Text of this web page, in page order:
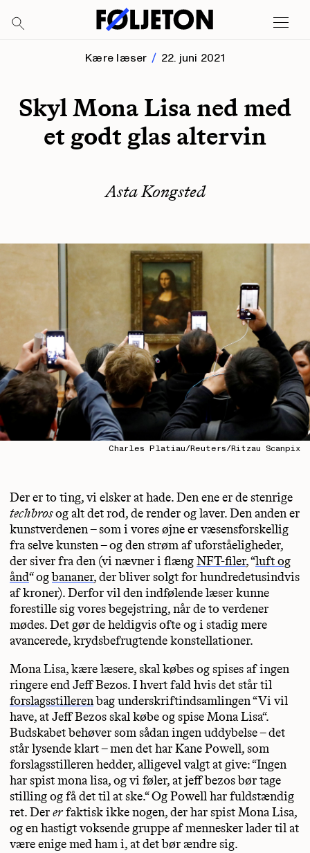
Kære læser 22. juni 2021
Skyl Mona Lisa ned med
et godt glas altervin
Asta Kongsted
Charles Platiau/Reuters/Ritzau Scanpix
Der er to ting, vi elsker at hade. Den ene er de stenrige
techbrosog alt det rod, de render og laver. Den anden er
kunstverdenen – som i vores øjne er væsensforskellig
fra selve kunsten – og den strøm af uforståeligheder,
der siver fra den (vi nævner i flængNFT-filer, “luft og
ånd“ ogbananer, der bliver solgt for hundredetusindvis
af kroner). Derfor vil den indfølende læser kunne
forestille sig vores begejstring, når de to verdener
mødes. Det gør de heldigvis ofte og i stadig mere
avancerede, krydsbefrugtende konstellationer.
Mona Lisa, kære læsere, skal købes og spises af ingen
ringere end Jeff Bezos. I hvert fald hvis det står til
forslagsstillerenbag underskriftindsamlingen “Vi vil
have, at Jeff Bezos skal købe og spise Mona Lisa“.
Budskabet behøver som sådan ingen uddybelse – det
står lysende klart – men det har Kane Powell, som
forslagsstilleren hedder, alligevel valgt at give: “Ingen
har spist mona lisa, og vi føler, at jeff bezos bør tage
stilling og få det til at ske.“ Og Powell har fuldstændig
ret. Dererfaktisk ikke nogen, der har spist Mona Lisa,
og en hastigt voksende gruppe af mennesker lader til at
være enige med ham i, at det bør ændre sig.